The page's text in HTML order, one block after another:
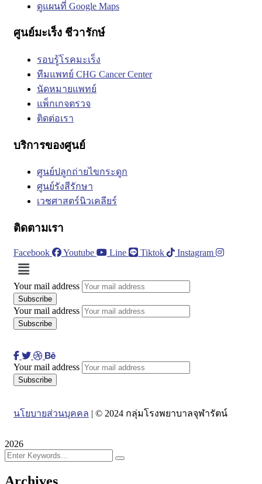
ดูแผนที่ Google Maps
ศูนย์มะเร็ง ชีวารักษ์
รอบรู้โรคมะเร็ง
ทีมแพทย์ CHG Cancer Center
นัดหมายแพทย์
แพ็กเกจตรวจ
ติดต่อเรา
บริการของศูนย์
ศูนย์ปลูกถ่ายไขกระดูก
ศูนย์รังสีรักษา
เวชศาสตร์นิวเคลียร์
ติดตามเรา
Facebook Youtube Line Tiktok Instagram
Menu
Your mail address
Your mail address
Your mail address
นโยบายส่วนบุคคล | © 2024 กลุ่มโรงพยาบาลจุฬารัตน์
2026